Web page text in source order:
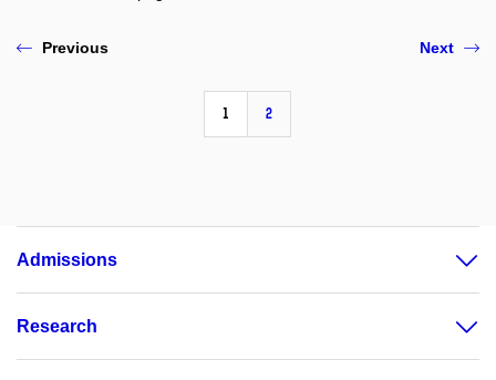
Previous
1 2
Next
Admissions
Research